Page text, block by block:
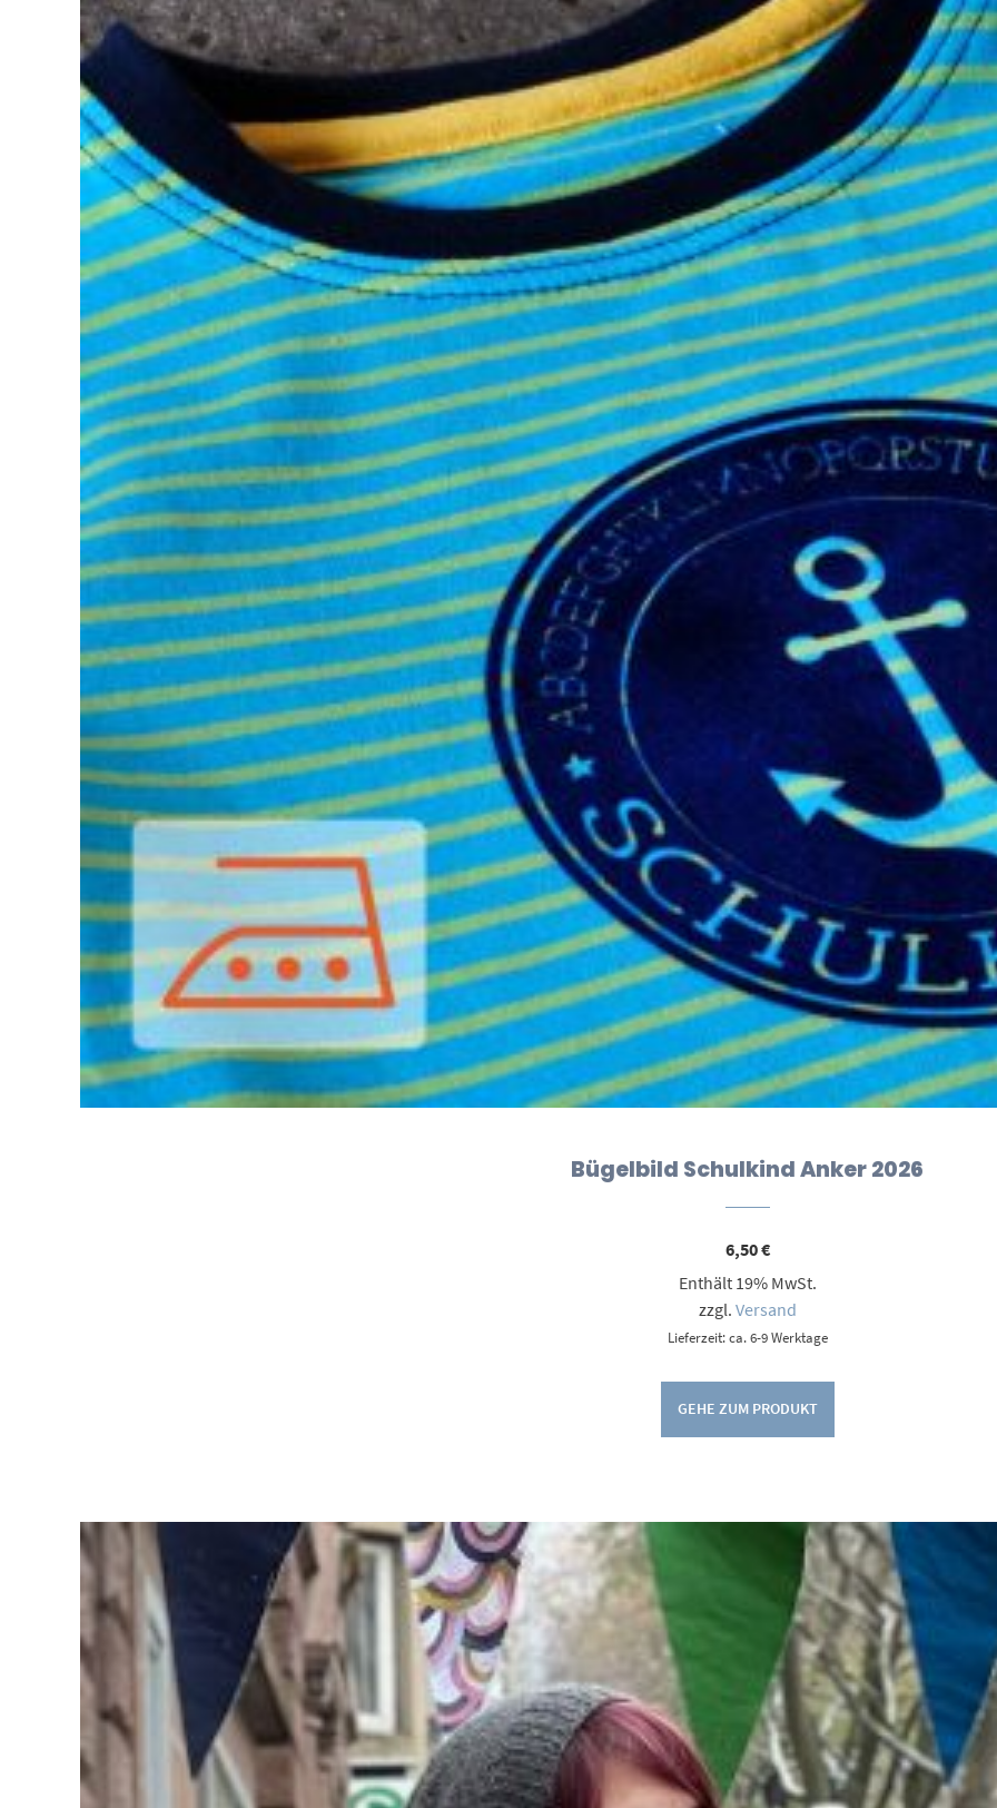
Bügelbild Schulkind Anker 2026
6,50€
Enthält 19% MwSt.
zzgl. Versand
Lieferzeit: ca. 6-9 Werktage
GEHE ZUM PRODUKT